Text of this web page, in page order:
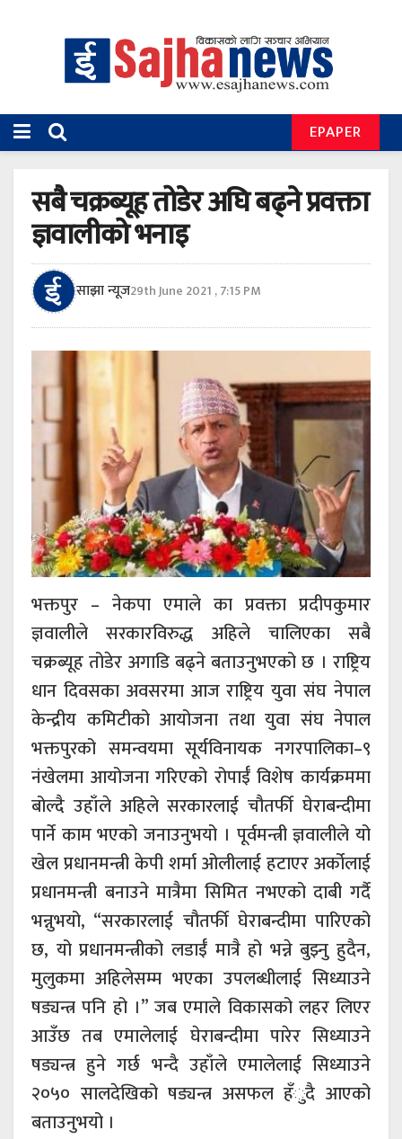
EPAPER
सबै चक्रब्यूह तोडेर अघि बढ्ने प्रवक्ता
ज्ञवालीको भनाइ
साझा न्यूज29th June 2021 , 7:15 PM
भक्तपुर – नेकपा एमाले का प्रवक्ता प्रदीपकुमार
ज्ञवालीले सरकारविरुद्ध अहिले चालिएका सबै
चक्रब्यूह तोडेर अगाडि बढ्ने बताउनुभएको छ । राष्ट्रिय
धान दिवसका अवसरमा आज राष्ट्रिय युवा संघ नेपाल
केन्द्रीय कमिटीको आयोजना तथा युवा संघ नेपाल
भक्तपुरको समन्वयमा सूर्यविनायक नगरपालिका–९
नंखेलमा आयोजना गरिएको रोपाईँ विशेष कार्यक्रममा
बोल्दै उहाँले अहिले सरकारलाई चौतर्फी घेराबन्दीमा
पार्ने काम भएको जनाउनुभयो । पूर्वमन्त्री ज्ञवालीले यो
खेल प्रधानमन्त्री केपी शर्मा ओलीलाई हटाएर अर्कोलाई
प्रधानमन्त्री बनाउने मात्रैमा सिमित नभएको दाबी गर्दै
भन्नुभयो, “सरकारलाई चौतर्फी घेराबन्दीमा पारिएको
छ, यो प्रधानमन्त्रीको लडाईँ मात्रै हो भन्ने बुझ्नु हुदैन,
मुलुकमा अहिलेसम्म भएका उपलब्धीलाई सिध्याउने
षड्यन्त्र पनि हो ।” जब एमाले विकासको लहर लिएर
आउँछ तब एमालेलाई घेराबन्दीमा पारेर सिध्याउने
षड्यन्त्र हुने गर्छ भन्दै उहाँले एमालेलाई सिध्याउने
२०५० सालदेखिको षड्यन्त्र असफल हँुदै आएको
बताउनुभयो ।